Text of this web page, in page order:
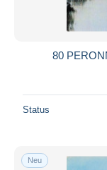
80
Status
Neu